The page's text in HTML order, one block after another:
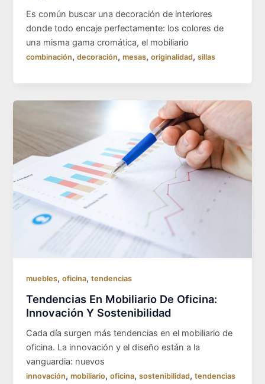
Es común buscar una decoración de interiores
donde todo encaje perfectamente: los colores de
una misma gama cromática, el mobiliario
combinación,decoración,mesas,originalidad,sillas
muebles,oficina,tendencias
Tendencias En Mobiliario De Oficina:
Innovación Y Sostenibilidad
Cada día surgen más tendencias en el mobiliario de
oficina. La innovación y el diseño están a la
vanguardia: nuevos
innovación,mobiliario,oficina,sostenibilidad,tendencias